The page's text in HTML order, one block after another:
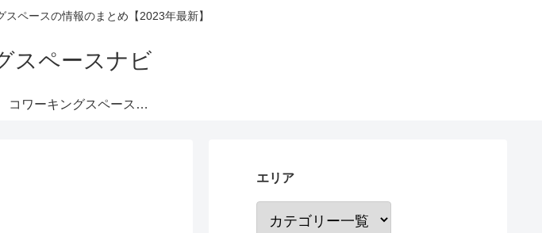
ペースの情報のまとめ【2023年最新】
コワーキングスペースと
エリア